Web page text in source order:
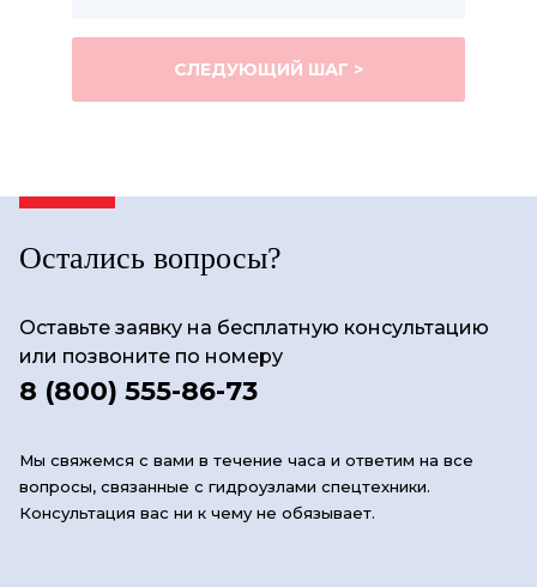
СЛЕДУЮЩИЙ ШАГ >
Остались вопросы?
Оставьте заявку на бесплатную консультацию
или позвоните по номеру
8 (800) 555-86-73
Мы свяжемся с вами в течение часа и ответим на все
вопросы, связанные с гидроузлами спецтехники.
Консультация вас ни к чему не обязывает.